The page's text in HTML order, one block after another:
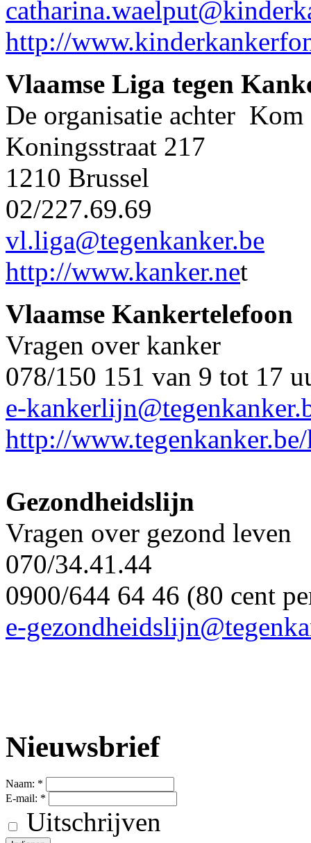
http://
Vlaamse Liga tegen
De organisatie achter
Koningsstraat 217
1210 Brussel
02/227.69.69
vl.liga@tegenkanker.be
http://www.kanker.net
Vlaamse Kankertelefoon
Vragen over kanker
078/150 151 van 9 tot 17
e-
http://
Gezondheidslijn
Vragen over gezond leven
070/34.41.44
0900/644 64 46 (80 cent
e-
Nieuwsbrief
Naam: *
E-mail: *
Uitschrijven